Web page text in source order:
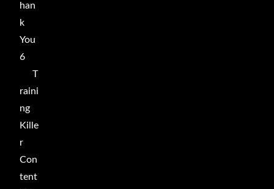
han
k
You
6
T
raini
ng
Kille
r
Con
tent